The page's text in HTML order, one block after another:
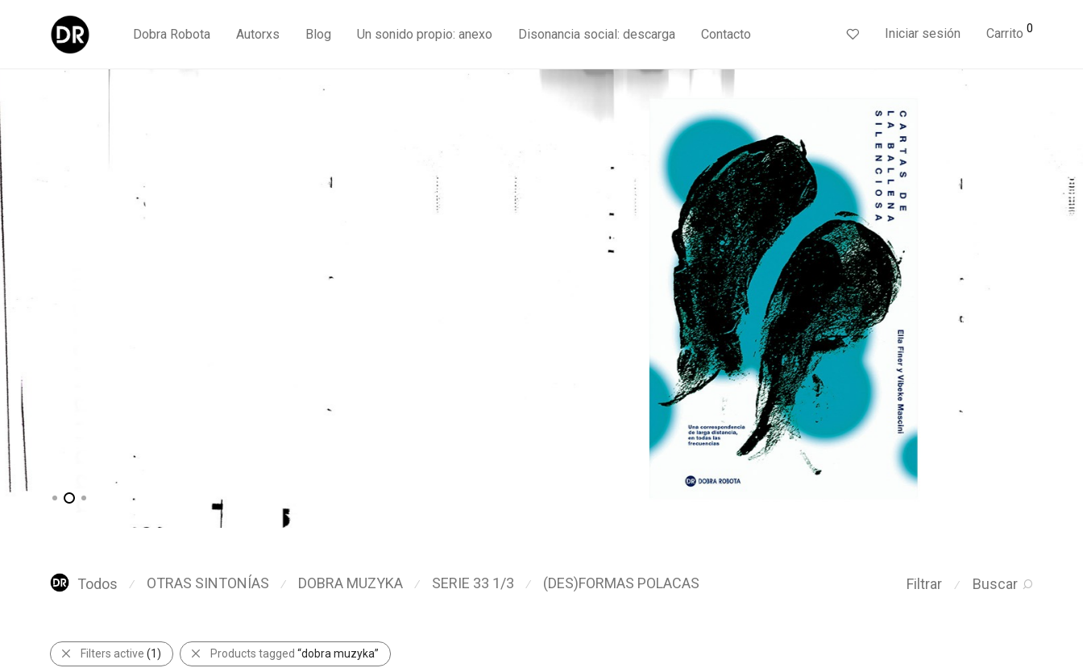
Dobra Robota Autorxs Blog Un sonido propio: anexo Disonancia social: descarga Contacto Iniciar sesión Carrito 0
Filtrar ⁄ Buscar
Todos ⁄ OTRAS SINTONÍAS ⁄ DOBRA MUZYKA ⁄ SERIE 33 1/3 ⁄ (DES)FORMAS POLACAS
Filters active (1) Products tagged “dobra muzyka”